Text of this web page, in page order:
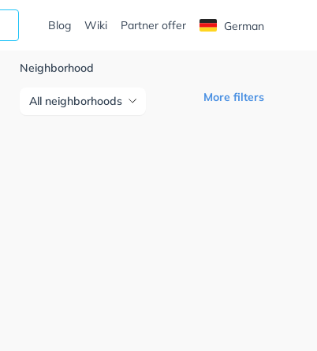
Blog Wiki Partner offer German
Neighborhood
All neighborhoods More filters